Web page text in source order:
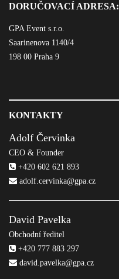
DORUČOVACÍ ADRESA:
GPA Event s.r.o.
Saarinenova 1140/4
198 00 Praha 9
KONTAKTY
Adolf Červinka
CEO & Founder
+420 602 621 893
adolf.cervinka@gpa.cz
David Pavelka
Obchodní ředitel
+420 777 883 297
david.pavelka@gpa.cz